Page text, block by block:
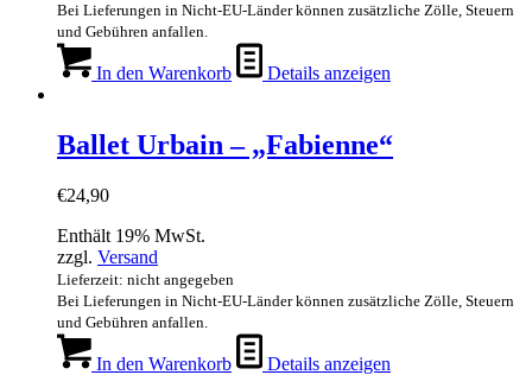
Bei Lieferungen in Nicht-EU-Länder können zusätzliche Zölle, Steuern
und Gebühren anfallen.
In den Warenkorb Details anzeigen
Ballet Urbain – „Fabienne“
€24,90
Enthält 19% MwSt.
zzgl. Versand
Lieferzeit: nicht angegeben
Bei Lieferungen in Nicht-EU-Länder können zusätzliche Zölle, Steuern
und Gebühren anfallen.
In den Warenkorb Details anzeigen